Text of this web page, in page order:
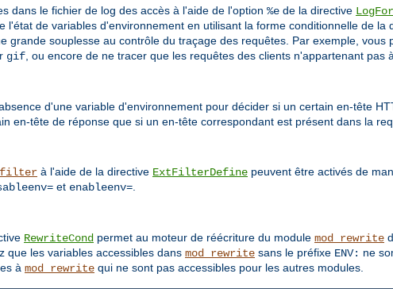
dans le fichier de log des accès à l'aide de l'option %e de la directive
de variables d'environnement en utilisant la forme conditionnelle de la
grande souplesse au contrôle du traçage des requêtes. Par exemple,
gif , ou encore de ne tracer que les requêtes des clients n'appartenant pas
d'une variable d'environnement pour décider si un certain en-tête
en-tête de réponse que si un en-tête correspondant est présent dans la
à l'aide de la directive ExtFilterDefine peuvent être activés de
et enableenv=
RewriteCond permet au moteur de réécriture du module mod_rewrite
que les variables accessibles dans mod_rewrite sans le préfixe ENV: ne
à mod_rewrite qui ne sont pas accessibles pour les autres modules.